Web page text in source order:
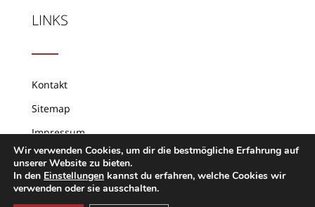
LINKS
Kontakt
Sitemap
Impressum
Datenschutz
Wir verwenden Cookies, um dir die bestmögliche Erfahrung auf
unserer Website zu bieten.
In den Einstellungen kannst du erfahren, welche Cookies wir
verwenden oder sie ausschalten.